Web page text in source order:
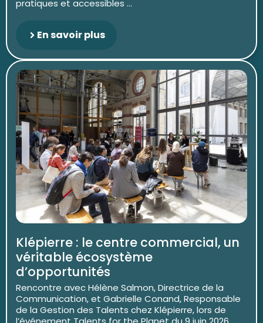
pratiques et accessibles ...
En savoir plus
Klépierre : le centre commercial, un
véritable écosystème
d’opportunités
Rencontre avec Hélène Salmon, Directrice de la
Communication, et Gabrielle Conand, Responsable
de la Gestion des Talents chez Klépierre, lors de